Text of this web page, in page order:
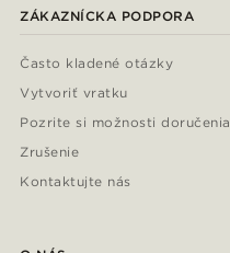
ZÁKAZNÍCKA PODPORA
Často kladené otázky
Vytvoriť vratku
Pozrite si možnosti doručenia
Zrušenie
Kontaktujte nás